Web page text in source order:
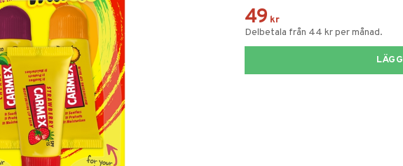
49 kr
Delbetala från 44 kr per månad.